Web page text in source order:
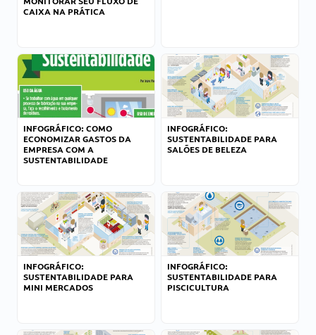
CAIXA NA PRÁTICA
INFOGRÁFICO: COMO
ECONOMIZAR GASTOS DA
EMPRESA COM A
SUSTENTABILIDADE
INFOGRÁFICO:
SUSTENTABILIDADE PARA
SALÕES DE BELEZA
INFOGRÁFICO:
SUSTENTABILIDADE PARA
MINI MERCADOS
INFOGRÁFICO:
SUSTENTABILIDADE PARA
PISCICULTURA